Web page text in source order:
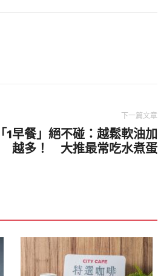
白米有什麼不同？簡單來
穀採收、烘乾後，只經過脫
白米，每100公克的熱量差異
公克（胚芽稉米）、0.6-0.7
維生素E、B群等營養素也是
、秈米），白米則為5毫克，
使胚體萌發出約0.05-0.1公分
下一篇文章
1早餐」絕不碰：越鬆軟油加
越多！ 大推最常吃水煮蛋